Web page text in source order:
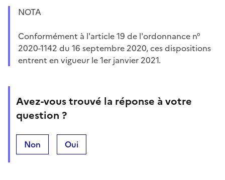
NOTA
Conformément à l'article 19 de l'ordonnance n°
2020-1142 du 16 septembre 2020, ces dispositions
entrent en vigueur le 1er janvier 2021.
Avez-vous trouvé la réponse à votre
question ?
Non Oui